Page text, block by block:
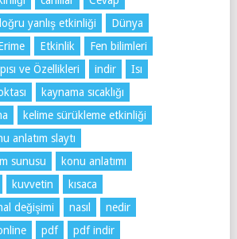
yanlış etkinliği
Dünya
Etkinlik
Fen bilimleri
ve Özellikleri
indir
Isı
kaynama sıcaklığı
kelime sürükleme etkinliği
anlatım slaytı
sunusu
konu anlatımı
kuvvetin
kısaca
değişimi
nasıl
nedir
pdf
pdf indir